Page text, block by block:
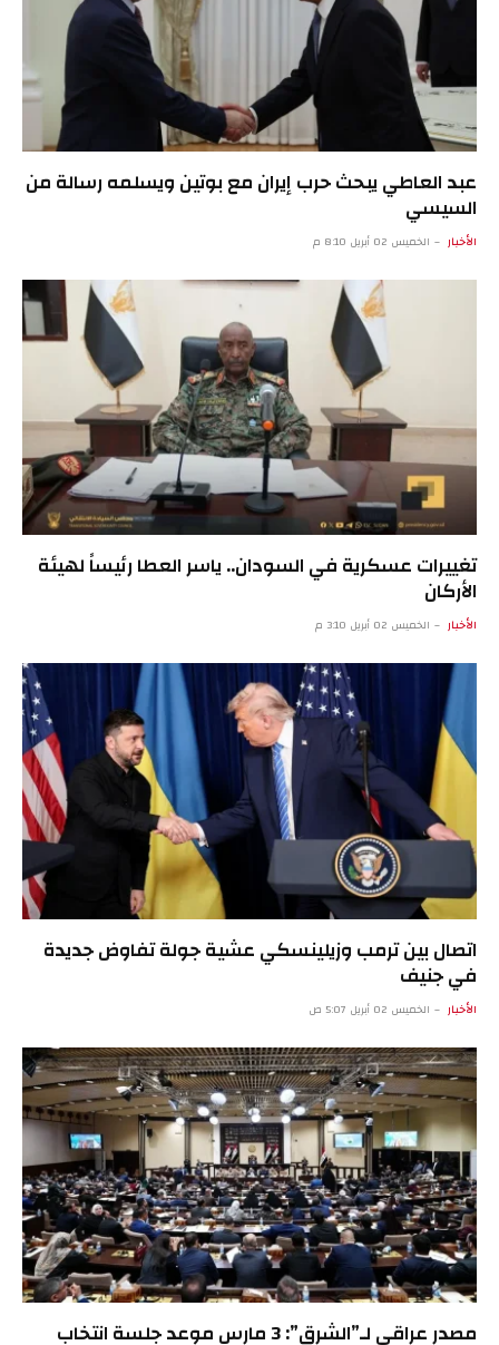
عبد العاطي يبحث حرب إيران مع بوتين ويسلمه رسالة من
السيسي
الأخبار الخميس 02 أبريل 8:10 م
تغييرات عسكرية في السودان.. ياسر العطا رئيساً لهيئة
الأركان
الأخبار الخميس 02 أبريل 3:10 م
اتصال بين ترمب وزيلينسكي عشية جولة تفاوض جديدة
في جنيف
الأخبار الخميس 02 أبريل 5:07 ص
مصدر عراقي لـ”الشرق”: 3 مارس موعد جلسة انتخاب